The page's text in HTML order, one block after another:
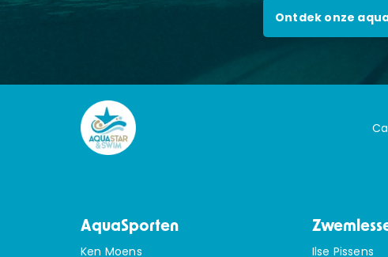
Ontdek onze
AquaSporten
Ken Moens
Ilse Pissens